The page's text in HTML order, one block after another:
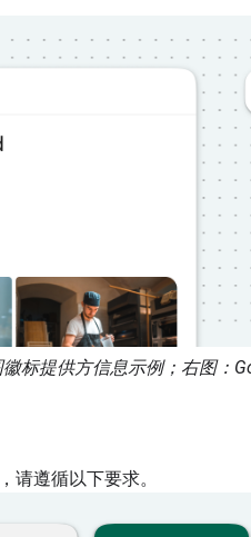
标提供方信息示例；右图：
请遵循以下要求。